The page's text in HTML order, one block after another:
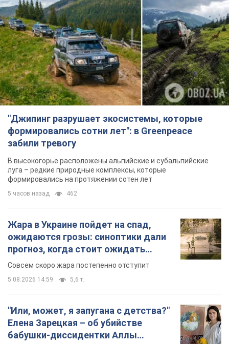
"Джипинг разрушает экосистемы, которые
формировались сотни лет": в Greenpeace
забили тревогу
В высокогорье расположены альпийские и субальпийские
луга – редкие природные комплексы, которые
формировались на протяжении сотен лет
5 часов назад 462
Жара в Украине пойдет на спад,
ожидаются грозы: синоптики дали
прогноз, когда стоит ожидать
изменения погоды
Совсем скоро жара постепенно отступит
5.08.2026 14:59 5,6 т.
"Или, может, я запугана с детства?"
Елена Зарецкая – об убийстве
бабушки-диссидентки Аллы